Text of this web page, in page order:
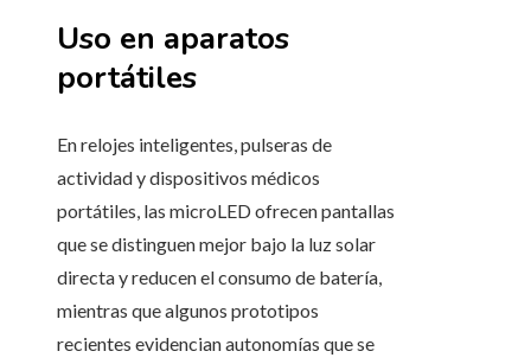
Uso en aparatos
portátiles
En relojes inteligentes, pulseras de
actividad y dispositivos médicos
portátiles, las microLED ofrecen pantallas
que se distinguen mejor bajo la luz solar
directa y reducen el consumo de batería,
mientras que algunos prototipos
recientes evidencian autonomías que se